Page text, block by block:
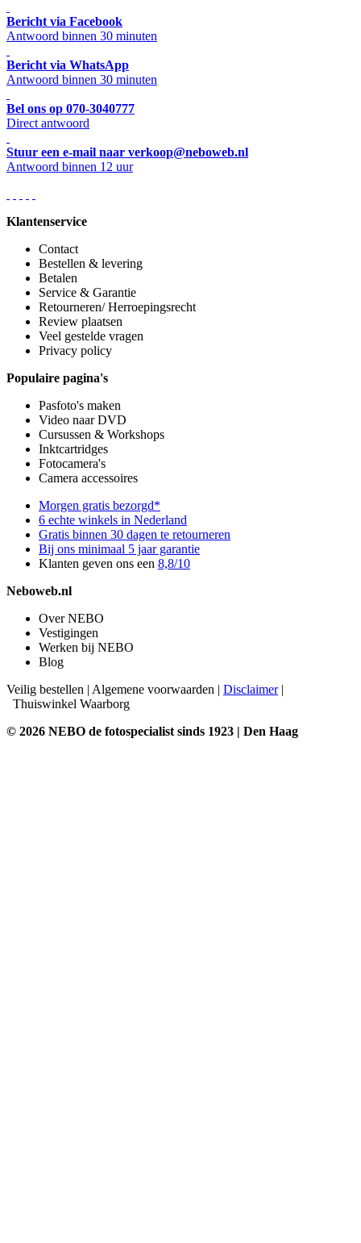
Bericht via Facebook
Antwoord binnen 30 minuten
Bericht via WhatsApp
Antwoord binnen 30 minuten
Bel ons op 070-3040777
Direct antwoord
Stuur een e-mail naar verkoop@neboweb.nl
Antwoord binnen 12 uur
Klantenservice
Contact
Bestellen & levering
Betalen
Service & Garantie
Retourneren/ Herroepingsrecht
Review plaatsen
Veel gestelde vragen
Privacy policy
Populaire pagina's
Pasfoto's maken
Video naar DVD
Cursussen & Workshops
Inktcartridges
Fotocamera's
Camera accessoires
Morgen gratis bezorgd*
6 echte winkels in Nederland
Gratis binnen 30 dagen te retourneren
Bij ons minimaal 5 jaar garantie
Klanten geven ons een 8,8/10
Neboweb.nl
Over NEBO
Vestigingen
Werken bij NEBO
Blog
Veilig bestellen | Algemene voorwaarden | Disclaimer|
Thuiswinkel Waarborg
© 2026 NEBO de fotospecialist sinds 1923 | Den Haag